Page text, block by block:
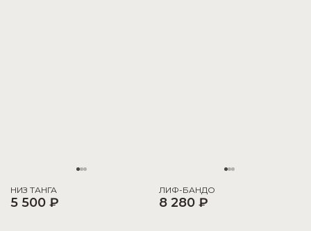
НИЗ ТАНГА
5 500 ₽
ЛИФ-БАНДО
8 280 ₽